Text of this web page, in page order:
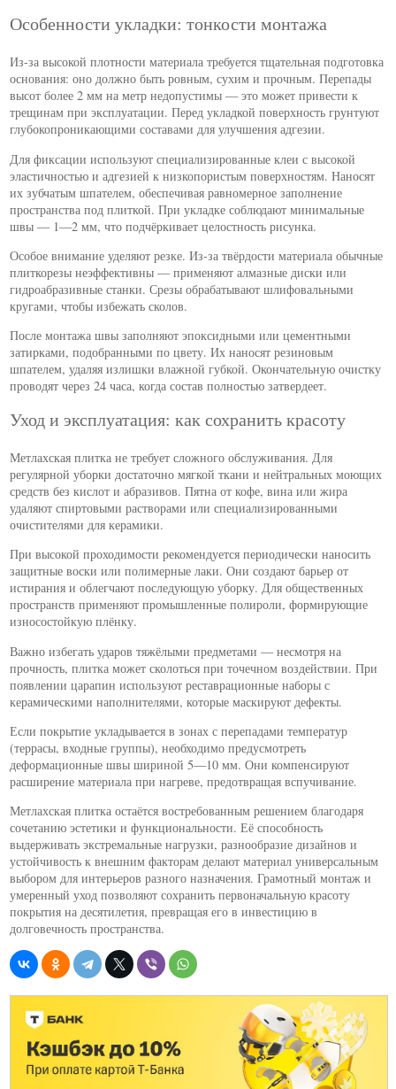
Особенности укладки: тонкости монтажа
Из-за высокой плотности материала требуется тщательная подготовка
основания: оно должно быть ровным, сухим и прочным. Перепады
высот более 2 мм на метр недопустимы — это может привести к
трещинам при эксплуатации. Перед укладкой поверхность грунтуют
глубокопроникающими составами для улучшения адгезии.
Для фиксации используют специализированные клеи с высокой
эластичностью и адгезией к низкопористым поверхностям. Наносят
их зубчатым шпателем, обеспечивая равномерное заполнение
пространства под плиткой. При укладке соблюдают минимальные
швы — 1—2 мм, что подчёркивает целостность рисунка.
Особое внимание уделяют резке. Из-за твёрдости материала обычные
плиткорезы неэффективны — применяют алмазные диски или
гидроабразивные станки. Срезы обрабатывают шлифовальными
кругами, чтобы избежать сколов.
После монтажа швы заполняют эпоксидными или цементными
затирками, подобранными по цвету. Их наносят резиновым
шпателем, удаляя излишки влажной губкой. Окончательную очистку
проводят через 24 часа, когда состав полностью затвердеет.
Уход и эксплуатация: как сохранить красоту
Метлахская плитка не требует сложного обслуживания. Для
регулярной уборки достаточно мягкой ткани и нейтральных моющих
средств без кислот и абразивов. Пятна от кофе, вина или жира
удаляют спиртовыми растворами или специализированными
очистителями для керамики.
При высокой проходимости рекомендуется периодически наносить
защитные воски или полимерные лаки. Они создают барьер от
истирания и облегчают последующую уборку. Для общественных
пространств применяют промышленные полироли, формирующие
износостойкую плёнку.
Важно избегать ударов тяжёлыми предметами — несмотря на
прочность, плитка может сколоться при точечном воздействии. При
появлении царапин используют реставрационные наборы с
керамическими наполнителями, которые маскируют дефекты.
Если покрытие укладывается в зонах с перепадами температур
(террасы, входные группы), необходимо предусмотреть
деформационные швы шириной 5—10 мм. Они компенсируют
расширение материала при нагреве, предотвращая вспучивание.
Метлахская плитка остаётся востребованным решением благодаря
сочетанию эстетики и функциональности. Её способность
выдерживать экстремальные нагрузки, разнообразие дизайнов и
устойчивость к внешним факторам делают материал универсальным
выбором для интерьеров разного назначения. Грамотный монтаж и
умеренный уход позволяют сохранить первоначальную красоту
покрытия на десятилетия, превращая его в инвестицию в
долговечность пространства.